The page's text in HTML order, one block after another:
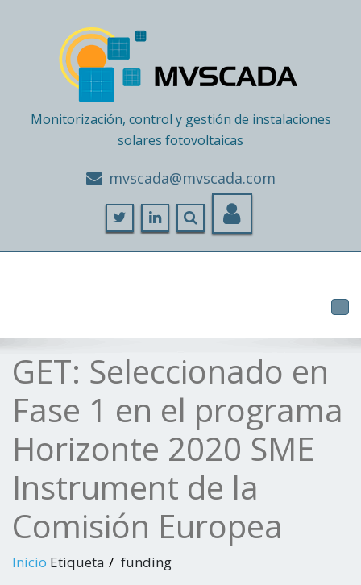
Monitorización, control y gestión de instalaciones
solares fotovoltaicas
moc.adacsvm@adacsvm
GET: Seleccionado en
Fase 1 en el programa
Horizonte 2020 SME
Instrument de la
Comisión Europea
Inicio Etiqueta funding